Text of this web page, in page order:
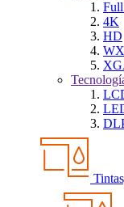
4K
HD